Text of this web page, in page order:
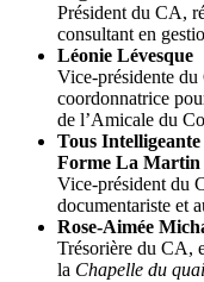
Président du CA,
consultant en
Léonie Lévesque
Vice-présidente
coordonnatrice
de l’Amicale du
Tous
Forme La Martin
Vice-président du
documentariste et
Rose-Aimée
Trésorière du CA,
la Chapelle du quai